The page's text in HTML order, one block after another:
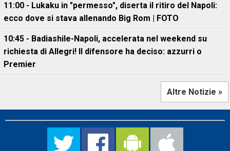
11:00 - Lukaku in "permesso", diserta il ritiro del Napoli:
ecco dove si stava allenando Big Rom | FOTO
10:45 - Badiashile-Napoli, accelerata nel weekend su
richiesta di Allegri! Il difensore ha deciso: azzurri o
Premier
Altre Notizie »